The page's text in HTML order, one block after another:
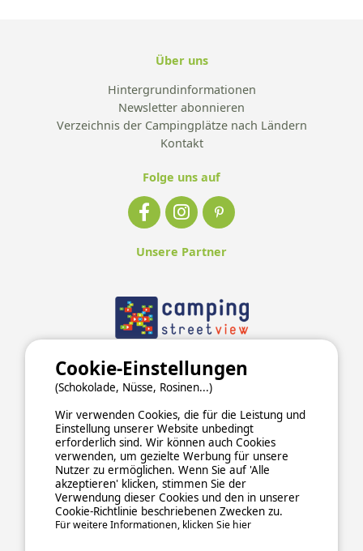
Über uns
Hintergrundinformationen
Newsletter abonnieren
Verzeichnis der Campingplätze nach Ländern
Kontakt
Folge uns auf
Unsere Partner
ALLGEMEINE NUTZUNGSBEDINGUNGEN
DATENSCHUTZERKLÄRUNGCOOKIESIMPRESSUM
Cookie-Einstellungen
(Schokolade, Nüsse, Rosinen...)
Wir verwenden Cookies, die für die Leistung und
Einstellung unserer Website unbedingt
erforderlich sind. Wir können auch Cookies
verwenden, um gezielte Werbung für unsere
Nutzer zu ermöglichen. Wenn Sie auf 'Alle
akzeptieren' klicken, stimmen Sie der
Verwendung dieser Cookies und den in unserer
Cookie-Richtlinie beschriebenen Zwecken zu.
Für weitere Informationen, klicken Sie hier